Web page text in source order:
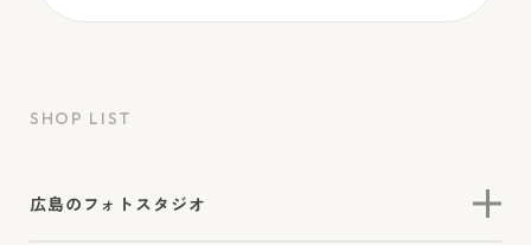
SHOP LIST
広島のフォトスタジオ